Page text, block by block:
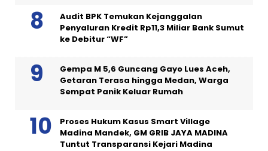
Audit BPK Temukan Kejanggalan
Penyaluran Kredit Rp11,3 Miliar Bank Sumut
ke Debitur “WF”
Gempa M 5,6 Guncang Gayo Lues Aceh,
Getaran Terasa hingga Medan, Warga
Sempat Panik Keluar Rumah
Proses Hukum Kasus Smart Village
Madina Mandek, GM GRIB JAYA MADINA
Tuntut Transparansi Kejari Madina